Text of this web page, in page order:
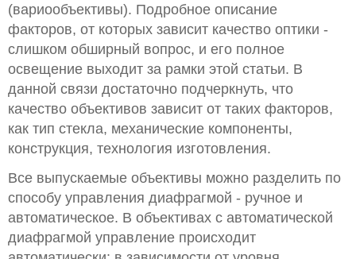
(вариообъективы). Подробное описание
факторов, от которых зависит качество оптики -
слишком обширный вопрос, и его полное
освещение выходит за рамки этой статьи. В
данной связи достаточно подчеркнуть, что
качество объективов зависит от таких факторов,
как тип стекла, механические компоненты,
конструкция, технология изготовления.
Все выпускаемые объективы можно разделить по
способу управления диафрагмой - ручное и
автоматическое. В объективах с автоматической
диафрагмой управление происходит